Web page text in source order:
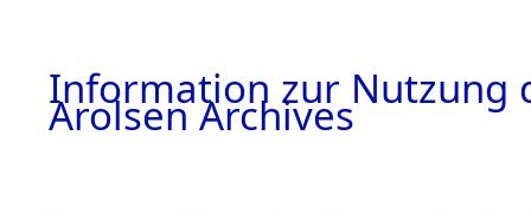
Information zur Nutzung
Arolsen Archives